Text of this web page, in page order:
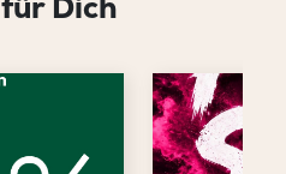
für Dich